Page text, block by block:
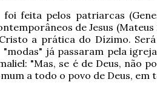
feita pelos patriarcas
de Jesus
a prática do Dízimo.
"modas" já passaram pela
"Mas, se é de Deus, não
a todo o povo de Deus,